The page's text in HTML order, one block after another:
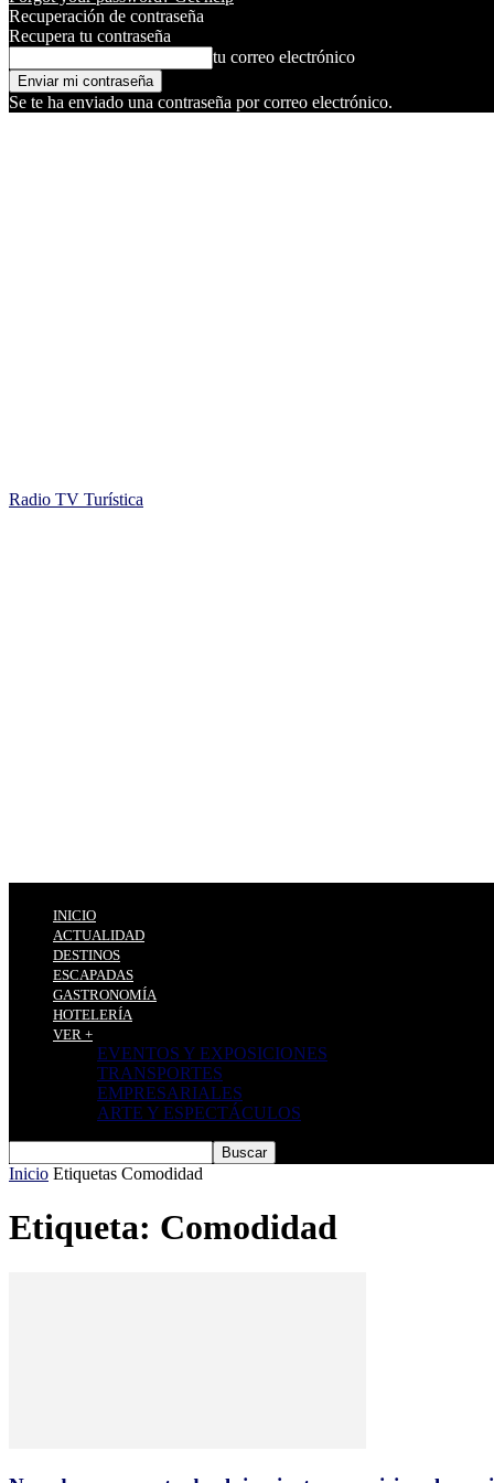
Recuperación de contraseña
Recupera tu contraseña
tu correo electrónico
Se te ha enviado una contraseña por correo electrónico.
Radio TV Turística
INICIO
ACTUALIDAD
DESTINOS
ESCAPADAS
GASTRONOMÍA
HOTELERÍA
VER +
EVENTOS Y EXPOSICIONES
TRANSPORTES
EMPRESARIALES
ARTE Y ESPECTÁCULOS
Inicio Etiquetas Comodidad
Etiqueta: Comodidad